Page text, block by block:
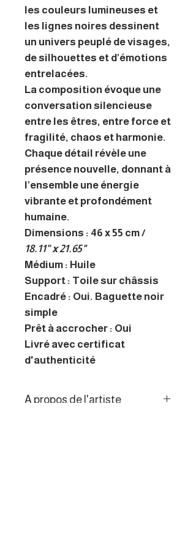
les couleurs lumineuses et
les lignes noires dessinent
un univers peuplé de visages,
de silhouettes et d’émotions
entrelacées.
La composition évoque une
conversation silencieuse
entre les êtres, entre force et
fragilité, chaos et harmonie.
Chaque détail révèle une
présence nouvelle, donnant à
l’ensemble une énergie
vibrante et profondément
humaine.
Dimensions : 46 x 55 cm /
18.11" x 21.65"
Médium : Huile
Support : Toile sur châssis
Encadré : Oui. Baguette noir
simple
Prêt à accrocher : Oui
Livré avec certificat
d'authenticité
A propos de l'artiste